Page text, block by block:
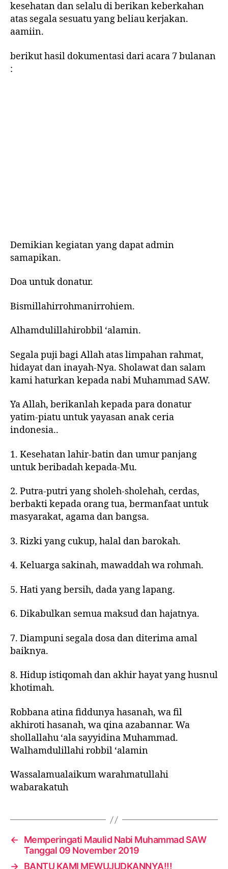
kesehatan dan selalu di berikan keberkahan
atas segala sesuatu yang beliau kerjakan.
aamiin.
berikut hasil dokumentasi dari acara 7 bulanan
:
Demikian kegiatan yang dapat admin
samapikan.
Doa untuk donatur.
Bismillahirrohmanirrohiem.
Alhamdulillahirobbil ‘alamin.
Segala puji bagi Allah atas limpahan rahmat,
hidayat dan inayah-Nya. Sholawat dan salam
kami haturkan kepada nabi Muhammad SAW.
Ya Allah, berikanlah kepada para donatur
yatim-piatu untuk yayasan anak ceria
indonesia..
1. Kesehatan lahir-batin dan umur panjang
untuk beribadah kepada-Mu.
2. Putra-putri yang sholeh-sholehah, cerdas,
berbakti kepada orang tua, bermanfaat untuk
masyarakat, agama dan bangsa.
3. Rizki yang cukup, halal dan barokah.
4. Keluarga sakinah, mawaddah wa rohmah.
5. Hati yang bersih, dada yang lapang.
6. Dikabulkan semua maksud dan hajatnya.
7. Diampuni segala dosa dan diterima amal
baiknya.
8. Hidup istiqomah dan akhir hayat yang husnul
khotimah.
Robbana atina fiddunya hasanah, wa fil
akhiroti hasanah, wa qina azabannar. Wa
shollallahu ‘ala sayyidina Muhammad.
Walhamdulillahi robbil ‘alamin
Wassalamualaikum warahmatullahi
wabarakatuh
←
Memperingati Maulid Nabi Muhammad SAW
Tanggal 09 November 2019
→ BANTU KAMI MEWUJUDKANNYA!!!